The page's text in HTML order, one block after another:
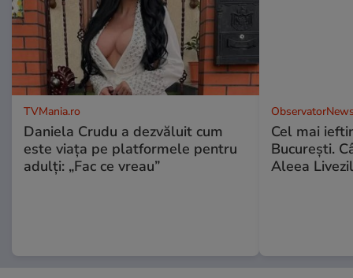
TVMania.ro
Daniela Crudu a dezvăluit cum
este viața pe platformele pentru
adulți: „Fac ce vreau”
Cel mai
Bucureşti.
Aleea